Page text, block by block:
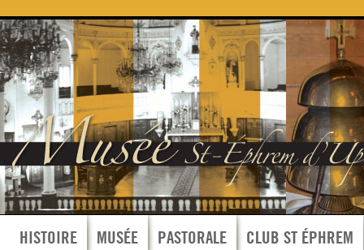
HISTOIRE MUSÉE PASTORALE CLUB ST ÉPHREM